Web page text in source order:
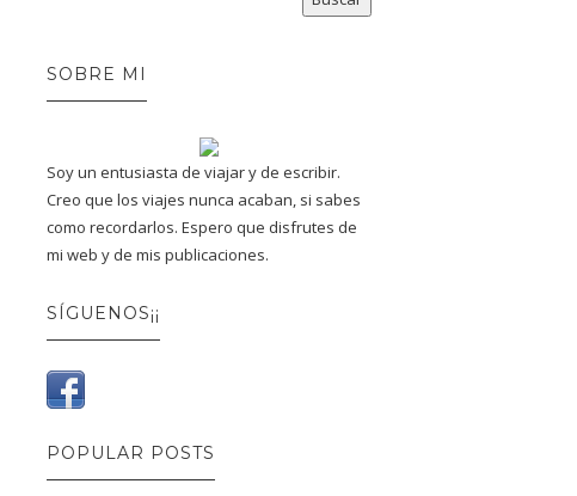
SOBRE MI
Soy un entusiasta de viajar y de escribir.
Creo que los viajes nunca acaban, si sabes
como recordarlos. Espero que disfrutes de
mi web y de mis publicaciones.
SÍGUENOS¡¡
POPULAR POSTS